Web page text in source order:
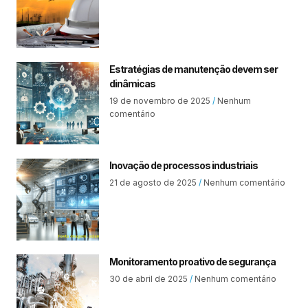
Estratégias de manutenção devem ser
dinâmicas
19 de novembro de 2025
Nenhum
comentário
Inovação de processos industriais
21 de agosto de 2025 Nenhum comentário
Monitoramento proativo de segurança
30 de abril de 2025 Nenhum comentário